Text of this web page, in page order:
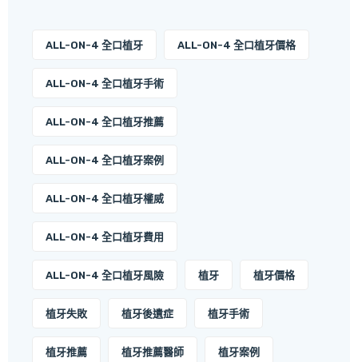
ALL-ON-4 全口植牙 ALL-ON-4 全口植牙價格
ALL-ON-4 全口植牙手術
ALL-ON-4 全口植牙推薦
ALL-ON-4 全口植牙案例
ALL-ON-4 全口植牙權威
ALL-ON-4 全口植牙費用
ALL-ON-4 全口植牙風險 植牙 植牙價格
植牙失敗 植牙後遺症 植牙手術
植牙推薦 植牙推薦醫師 植牙案例